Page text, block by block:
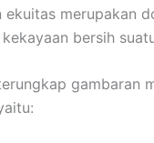
ekuitas merupakan
bersih
gambaran